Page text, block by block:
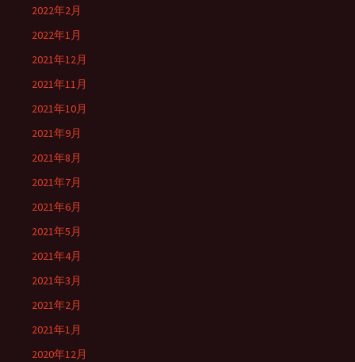
2022年2月
2022年1月
2021年12月
2021年11月
2021年10月
2021年9月
2021年8月
2021年7月
2021年6月
2021年5月
2021年4月
2021年3月
2021年2月
2021年1月
2020年12月